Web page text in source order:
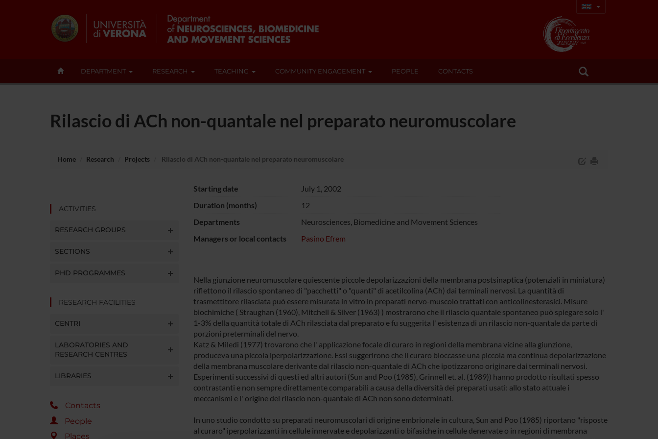
DEPARTMENT RESEARCH TEACHING COMMUNITY ENGAGEMENT PEOPLE CONTACTS
Rilascio di ACh non-quantale nel preparato neuromuscolare
Home Research Projects Rilascio di ACh non-quantale nel preparato neuromuscolare
ACTIVITIES
RESEARCH GROUPS
SECTIONS
PHD PROGRAMMES
RESEARCH FACILITIES
CENTRI
LABORATORIES AND
RESEARCH CENTRES
LIBRARIES
Contacts
People
Places
Starting date
July 1, 2002
Duration (months)
12
Departments
Neurosciences, Biomedicine and Movement Sciences
Managers or local contacts
Pasino Efrem
Nella giunzione neuromuscolare quiescente piccole depolarizzazioni della membrana postsinaptica (potenziali in miniatura)
riflettono il rilascio spontaneo di "pacchetti" o "quanti" di acetilcolina (ACh) dai terminali nervosi. La quantità di
trasmettitore rilasciata può essere misurata in vitro in preparati nervo-muscolo trattati con anticolinesterasici. Misure
biochimiche ( Straughan (1960), Mitchell & Silver (1963) ) mostrarono che il rilascio quantale spontaneo può spiegare solo l'
1-3% della quantità totale di ACh rilasciata dal preparato e fu suggerita l' esistenza di un rilascio non-quantale da parte di
porzioni preterminali del nervo.
Katz & Miledi (1977) trovarono che l' applicazione focale di curaro in regioni della membrana vicine alla giunzione,
produceva una piccola iperpolarizzazione. Essi suggerirono che il curaro bloccasse una piccola ma continua depolarizzazione
della membrana muscolare derivante dal rilascio non-quantale di ACh che ipotizzarono originare dai terminali nervosi.
Esperimenti successivi di questi ed altri autori (Sun and Poo (1985), Grinnell et. al. (1989)) hanno prodotto risultati spesso
contrastanti e non sempre direttamente comparabili a causa della diversità dei preparati usati: allo stato attuale i
meccanismi e l' origine del rilascio non-quantale di ACh non sono determinati.
In uno studio condotto su preparati neuromuscolari di origine embrionale in cultura, Sun and Poo (1985) riportano "risposte
al curaro" iperpolarizzanti in cellule innervate e depolarizzanti o bifasiche in cellule denervate o in regioni di membrana